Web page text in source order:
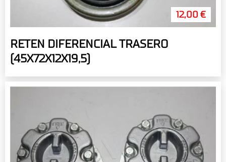
12,00 €
RETEN DIFERENCIAL TRASERO
(45X72X12X19,5)